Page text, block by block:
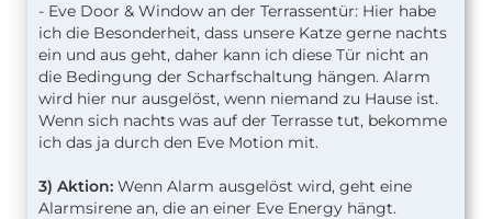
- Eve Door & Window an der Terrassentür: Hier habe
ich die Besonderheit, dass unsere Katze gerne nachts
ein und aus geht, daher kann ich diese Tür nicht an
die Bedingung der Scharfschaltung hängen. Alarm
wird hier nur ausgelöst, wenn niemand zu Hause ist.
Wenn sich nachts was auf der Terrasse tut, bekomme
ich das ja durch den Eve Motion mit.
3) Aktion: Wenn Alarm ausgelöst wird, geht eine
Alarmsirene an, die an einer Eve Energy hängt.